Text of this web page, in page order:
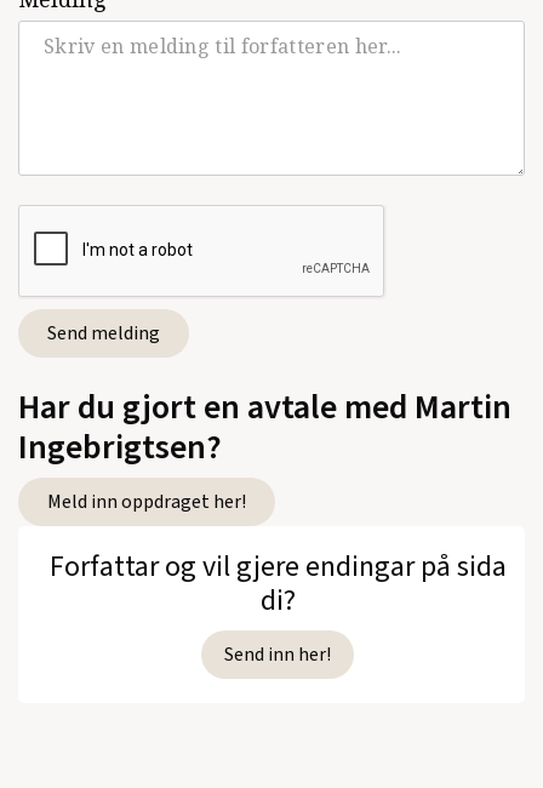
Har du gjort en avtale med Martin
Ingebrigtsen?
Meld inn oppdraget her!
Forfattar og vil gjere endingar på sida
di?
Send inn her!